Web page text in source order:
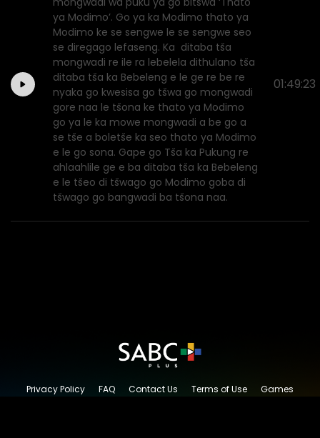
ya Modimo’. Go ya ka Modimo thato ya
Modimo ke se sengwe le se sengwe seo
se diregago lefaseng. Ka ditaba tša
mongwadi re ile ra lebelela dithulano tša
ditaba tša ka Bebeleng e le ge re be re
nyaka go kwesisa go tšwa go mongwadi
gore naa le tšona ke thato ya Modimo
go ya le ka mowe mongwadi a be go a
se tše a boletše ka seo thato ya Modimo
e le go sona. Gape go Tša ka Pukung re
ahlaahlile ge e ba ditaba tša ka Bebeleng
e le tšeo di tšwago go Modimo goba di
tšwago go bangwadi ba tšona naa.
01:49:23
Privacy Policy FAQ Contact Us Terms of Use
Games